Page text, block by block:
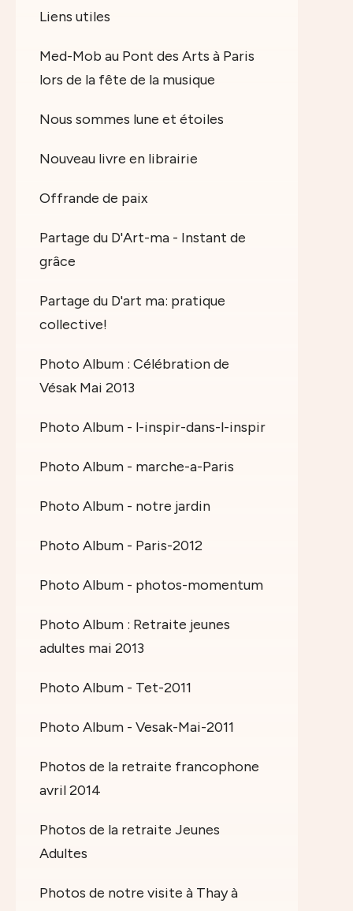
Liens utiles
Med-Mob au Pont des Arts à Paris
lors de la fête de la musique
Nous sommes lune et étoiles
Nouveau livre en librairie
Offrande de paix
Partage du D'Art-ma - Instant de
grâce
Partage du D'art ma: pratique
collective!
Photo Album : Célébration de
Vésak Mai 2013
Photo Album - l-inspir-dans-l-inspir
Photo Album - marche-a-Paris
Photo Album - notre jardin
Photo Album - Paris-2012
Photo Album - photos-momentum
Photo Album : Retraite jeunes
adultes mai 2013
Photo Album - Tet-2011
Photo Album - Vesak-Mai-2011
Photos de la retraite francophone
avril 2014
Photos de la retraite Jeunes
Adultes
Photos de notre visite à Thay à